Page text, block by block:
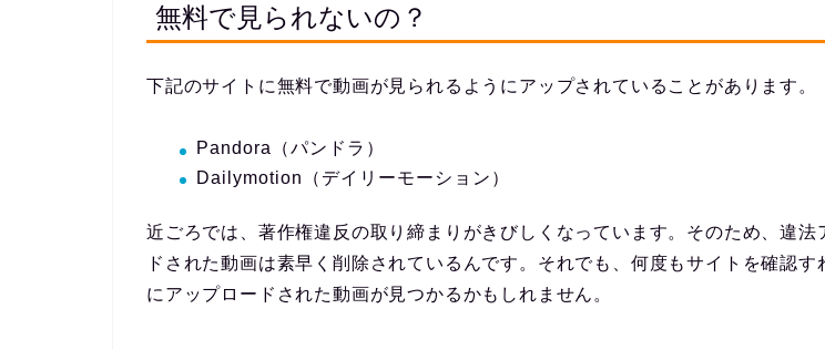
無料で見られないの？
下記のサイトに無料で動画が見られるようにアップされていることがあります。
Pandora（パンドラ）
Dailymotion（デイリーモーション）
近ごろでは、著作権違反の取り締まりがきびしくなっています。そのため、違法
ドされた動画は素早く削除されているんです。それでも、何度もサイトを確認す
にアップロードされた動画が見つかるかもしれません。